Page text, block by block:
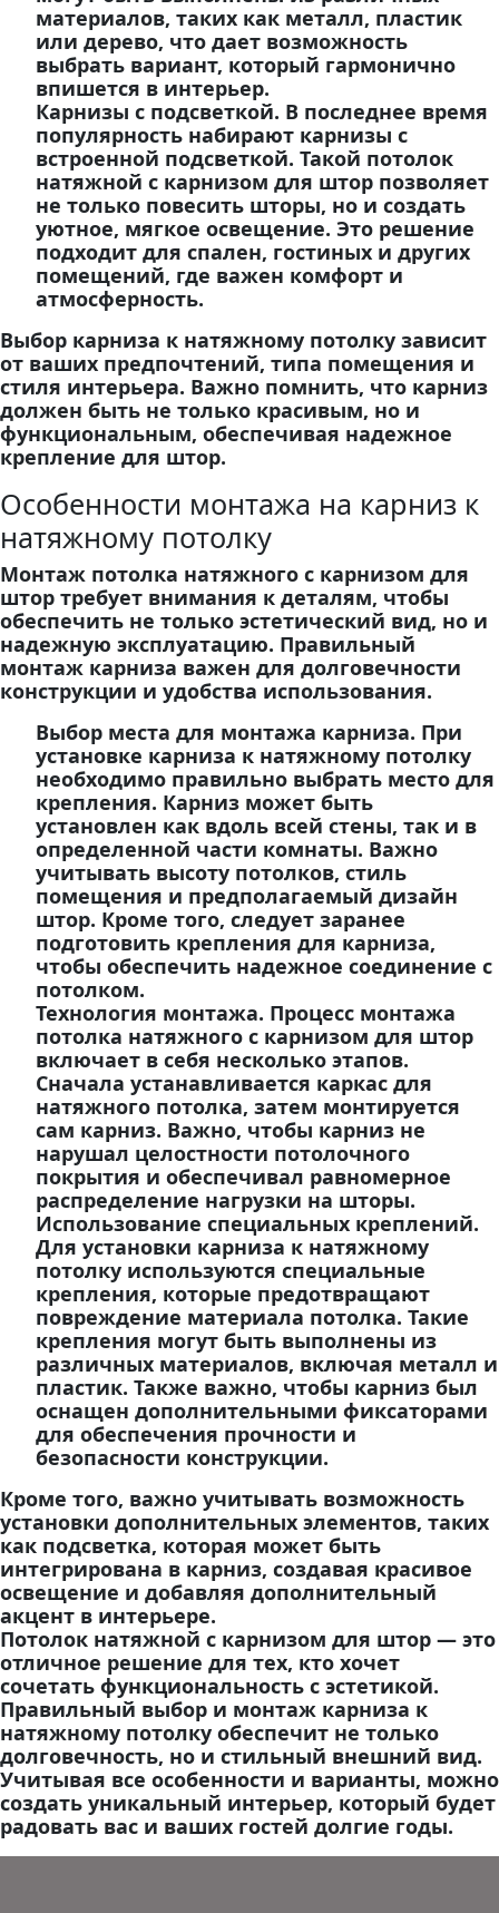
материалов, таких как металл, пластик
или дерево, что дает возможность
выбрать вариант, который гармонично
впишется в интерьер.
Карнизы с подсветкой. В последнее время
популярность набирают карнизы с
встроенной подсветкой. Такой потолок
натяжной с карнизом для штор позволяет
не только повесить шторы, но и создать
уютное, мягкое освещение. Это решение
подходит для спален, гостиных и других
помещений, где важен комфорт и
атмосферность.
Выбор карниза к натяжному потолку зависит
от ваших предпочтений, типа помещения и
стиля интерьера. Важно помнить, что карниз
должен быть не только красивым, но и
функциональным, обеспечивая надежное
крепление для штор.
Особенности монтажа на карниз к
натяжному потолку
Монтаж потолка натяжного с карнизом для
штор требует внимания к деталям, чтобы
обеспечить не только эстетический вид, но и
надежную эксплуатацию. Правильный
монтаж карниза важен для долговечности
конструкции и удобства использования.
Выбор места для монтажа карниза. При
установке карниза к натяжному потолку
необходимо правильно выбрать место для
крепления. Карниз может быть
установлен как вдоль всей стены, так и в
определенной части комнаты. Важно
учитывать высоту потолков, стиль
помещения и предполагаемый дизайн
штор. Кроме того, следует заранее
подготовить крепления для карниза,
чтобы обеспечить надежное соединение с
потолком.
Технология монтажа. Процесс монтажа
потолка натяжного с карнизом для штор
включает в себя несколько этапов.
Сначала устанавливается каркас для
натяжного потолка, затем монтируется
сам карниз. Важно, чтобы карниз не
нарушал целостности потолочного
покрытия и обеспечивал равномерное
распределение нагрузки на шторы.
Использование специальных креплений.
Для установки карниза к натяжному
потолку используются специальные
крепления, которые предотвращают
повреждение материала потолка. Такие
крепления могут быть выполнены из
различных материалов, включая металл и
пластик. Также важно, чтобы карниз был
оснащен дополнительными фиксаторами
для обеспечения прочности и
безопасности конструкции.
Кроме того, важно учитывать возможность
установки дополнительных элементов, таких
как подсветка, которая может быть
интегрирована в карниз, создавая красивое
освещение и добавляя дополнительный
акцент в интерьере.
Потолок натяжной с карнизом для штор — это
отличное решение для тех, кто хочет
сочетать функциональность с эстетикой.
Правильный выбор и монтаж карниза к
натяжному потолку обеспечит не только
долговечность, но и стильный внешний вид.
Учитывая все особенности и варианты, можно
создать уникальный интерьер, который будет
радовать вас и ваших гостей долгие годы.